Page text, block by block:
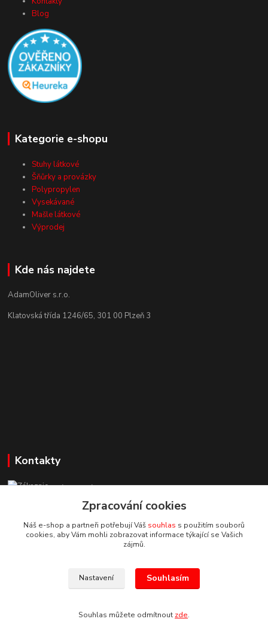
Blog
Kategorie e-shopu
Stuhy látkové
Šňůrky a provázky
Polypropylen
Vysekávané
Mašle látkové
Výprodej
Kde nás najdete
AdamOliver s.r.o.
Klatovská třída 1246/65, 301 00 Plzeň 3
Kontakty
Zákaznická podpora StuhyLevně.cz
+420 725 618 353
(Po-Pá, 8-16 hod.)
adamoliver@seznam.cz
Zpracování cookies
Náš e-shop a partneři potřebují Váš souhlas s použitím souborů
cookies, aby Vám mohli zobrazovat informace týkající se Vašich
zájmů.
Nastavení Souhlasím
Souhlas můžete odmítnout zde.